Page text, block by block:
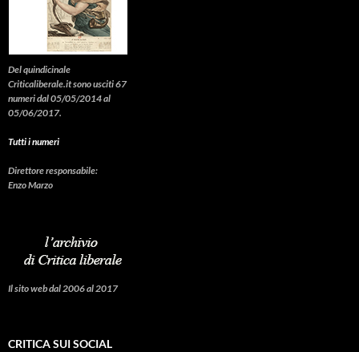
Del quindicinale
Criticaliberale.it sono usciti 67
numeri dal 05/05/2014 al
05/06/2017.
Tutti i numeri
Direttore responsabile:
Enzo Marzo
Il sito web dal 2006 al 2017
CRITICA SUI SOCIAL